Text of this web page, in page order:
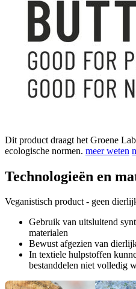
Dit product draagt het Groene
ecologische normen. meer weten
Technologieën en
Veganistisch product - geen
Gebruik van uitsluitend
materialen
Bewust afgezien van
In textiele hulpstoffen
bestanddelen niet volledig